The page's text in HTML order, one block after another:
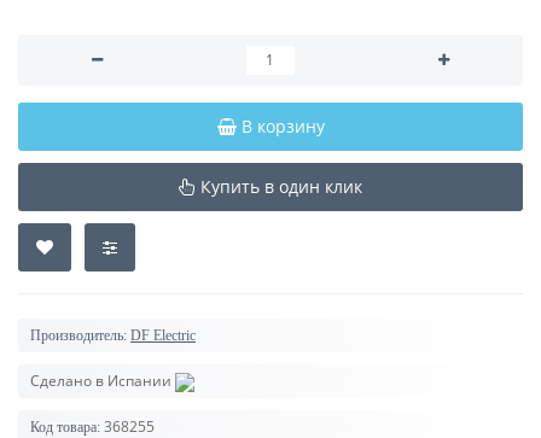
В корзину
Купить в один клик
Производитель: DF Electric
Сделано в Испании
Код товара: 368255